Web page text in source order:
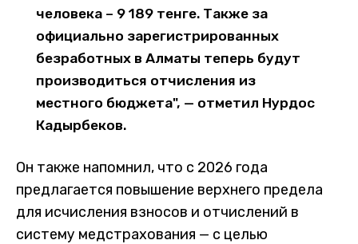
человека – 9 189 тенге. Также за
официально зарегистрированных
безработных в Алматы теперь будут
производиться отчисления из
местного бюджета", — отметил Нурдос
Кадырбеков.
Он также напомнил, что с 2026 года
предлагается повышение верхнего предела
для исчисления взносов и отчислений в
систему медстрахования — с целью